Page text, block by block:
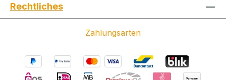
Rechtliches
Zahlungsarten